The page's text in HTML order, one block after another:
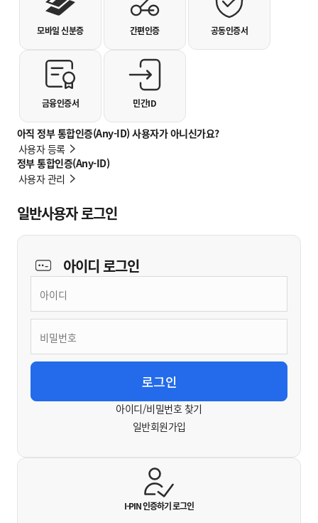
아직 정부 통합인증(Any-ID) 사용자가 아니신가요?
사용자 등록
정부 통합인증(Any-ID)
사용자 관리
모바일 신분증 간편인증 공동인증서
금융인증서 민간ID
일반사용자 로그인
아이디로그인
아이디/비밀번호 찾기
일반회원가입
I-PIN 인증하기로그인